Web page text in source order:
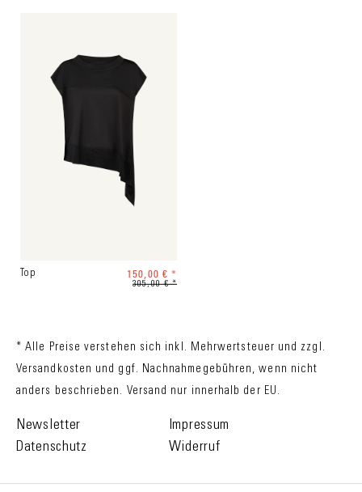
Top 150,00 € *
305,00 € *
* Alle Preise verstehen sich inkl. Mehrwertsteuer und zzgl.
Versandkosten und ggf. Nachnahmegebühren, wenn nicht
anders beschrieben. Versand nur innerhalb der EU.
Newsletter
Impressum
Datenschutz
Widerruf